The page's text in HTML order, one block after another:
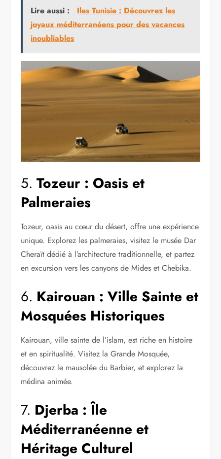
Lire aussi :
Iles Tunisie : Découvrez les
joyaux méditerranéens pour des vacances
inoubliables
5.Tozeur : Oasis et
Palmeraies
Tozeur, oasis au cœur du désert, offre une expérience
unique. Explorez les palmeraies, visitez le musée Dar
Cheraït dédié à l’architecture traditionnelle, et partez
en excursion vers les canyons de Mides et Chebika.
6. Kairouan : Ville Sainte et
Mosquées Historiques
Kairouan, ville sainte de l’islam, est riche en histoire
et en spiritualité. Visitez la Grande Mosquée,
découvrez le mausolée du Barbier, et explorez la
médina animée.
7. Djerba : Île
Méditerranéenne et
Héritage Culturel